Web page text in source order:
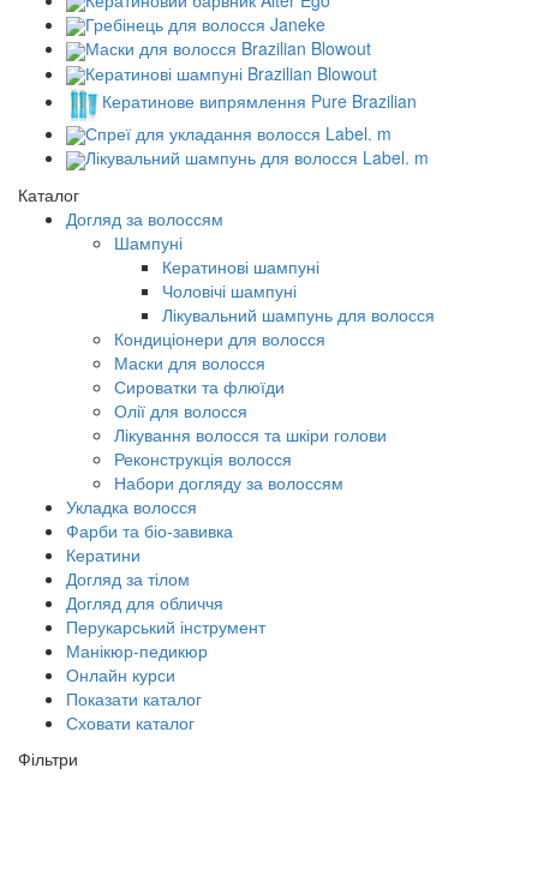
Гребінець для волосся Janeke
Маски для волосся Brazilian Blowout
Кератинові шампуні Brazilian Blowout
Кератинове випрямлення Pure Brazilian
Спреї для укладання волосся Label. m
Лікувальний шампунь для волосся Label. m
Каталог
Догляд за волоссям
Шампуні
Кератинові шампуні
Чоловічі шампуні
Лікувальний шампунь для волосся
Кондиціонери для волосся
Маски для волосся
Сироватки та флюїди
Олії для волосся
Лікування волосся та шкіри голови
Реконструкція волосся
Набори догляду за волоссям
Укладка волосся
Фарби та біо-завивка
Кератини
Догляд за тілом
Догляд для обличчя
Перукарський інструмент
Манікюр-педикюр
Онлайн курси
Показати каталог
Сховати каталог
Фільтри